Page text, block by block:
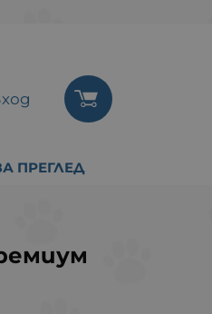
ПРЕГЛЕД